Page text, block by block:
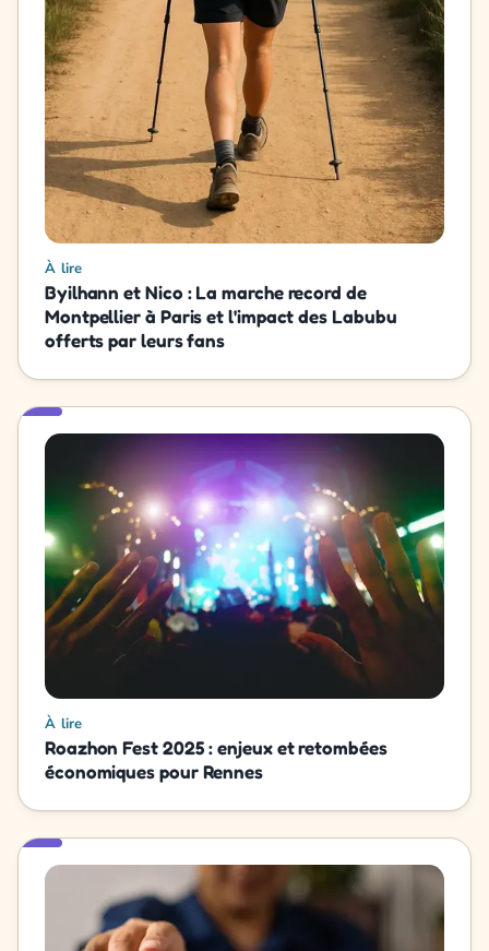
À lire
Byilhann et Nico : La marche record de
Montpellier à Paris et l'impact des Labubu
offerts par leurs fans
À lire
Roazhon Fest 2025 : enjeux et retombées
économiques pour Rennes